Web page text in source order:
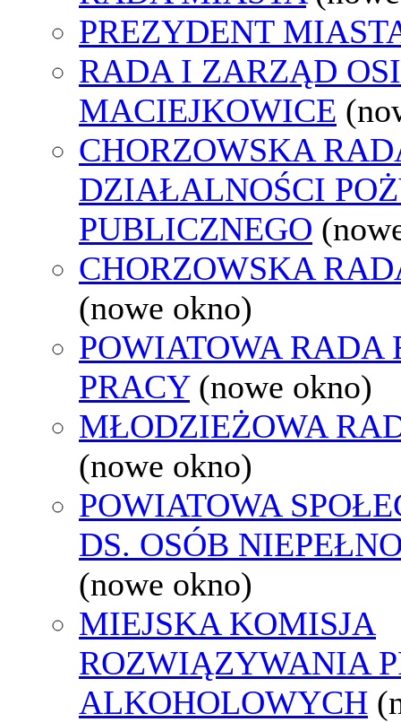
PREZYDENT
RADA I ZARZĄD
MACIEJKOWICE
CHORZOWSKA
DZIAŁALNOŚCI
PUBLICZNEGO
CHORZOWSKA
(nowe okno)
POWIATOWA RADA
PRACY (nowe okno)
MŁODZIEŻOWA
(nowe okno)
POWIATOWA
DS. OSÓB
(nowe okno)
MIEJSKA KOMISJA
ROZWIĄZYWANIA
ALKOHOLOWYCH